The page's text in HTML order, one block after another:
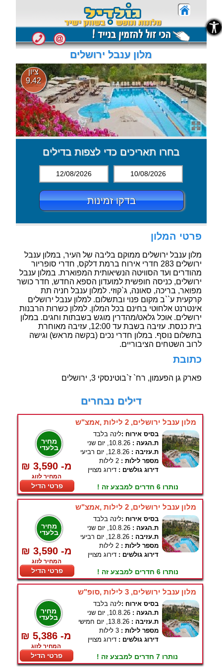
מלון ענבל ירושלים
ציון
9.42
בחרו תאריכים כדי לצפות בדילים
12/08/2026 10/08/2026
בדקו זמינות
פרטי המלון
מלון ענבל ירושלים ממוקם בליבה של העיר, במלון ענבל
ירושלים 283 חדרי אירוח ברמת דלקס, חדרי סופריור
מהודרים ועד הסוויטה הנשיאותית המפוארת. במלון ענבל
ירושלים, כניסה חופשית למועדון הספא החדש, חדר כושר
מפואר, בריכה, סאונה, ג`קוזי. למלון ענבל חניה תת
קרקעית ע``ב מקום פנוי ובתשלום. למלון ענבל ירושלים
אינטרנט אלחוטי בחינם בכל המלון. למלון כשרות הרבנות
ירושלים. אוכל גלאט/מהדרין מוגש בשבתות וחגים. במלון
בית כנסת. עזיבה בשבת עד 12:00, עזיבה מאוחרת
בתשלום נוסף. במלון חדרי נכים (בקשה מראש) וגישה
לרוב השטחים הציבוריים.
כתובת
פארק גן הפעמון, רח` ז`בוטינסקי 3, ירושלים
דילים נבחרים
מלון ענבל ירושלים, 2 לילות ,אמצ"ש
מחיר
בלעדי
₪ 3,590 -מ
המחיר לזוג
פרטי הדיל
בסיס אירוח :לינה בלבד
ת.הגעה : 10.8.26, יום שני
ת.עזיבה : 12.8.26, יום רביעי
מספר לילות : 2 לילות
דירוג גולשים : דירוג מצויין
נותרו 6 חדרים למבצע זה !
מלון ענבל ירושלים, 2 לילות ,אמצ"ש
מחיר
בלעדי
₪ 3,590 -מ
המחיר לזוג
פרטי הדיל
בסיס אירוח :לינה בלבד
ת.הגעה : 10.8.26, יום שני
ת.עזיבה : 12.8.26, יום רביעי
מספר לילות : 2 לילות
דירוג גולשים : דירוג מצויין
נותרו 6 חדרים למבצע זה !
מלון ענבל ירושלים, 3 לילות ,סופ"ש
מחיר
בלעדי
₪ 5,386 -מ
המחיר לזוג
פרטי הדיל
בסיס אירוח :לינה בלבד
ת.הגעה : 10.8.26, יום שני
ת.עזיבה : 13.8.26, יום חמישי
מספר לילות : 3 לילות
דירוג גולשים : דירוג מצויין
נותרו 7 חדרים למבצע זה !
נגישות
נגישות